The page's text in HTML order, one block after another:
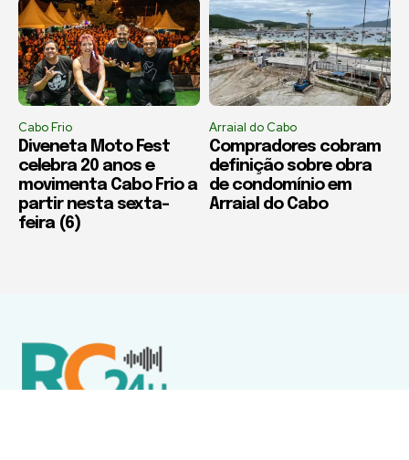
Cabo Frio
Diveneta Moto Fest
celebra 20 anos e
movimenta Cabo Frio a
partir nesta sexta-
feira (6)
Arraial do Cabo
Compradores cobram
definição sobre obra
de condomínio em
Arraial do Cabo